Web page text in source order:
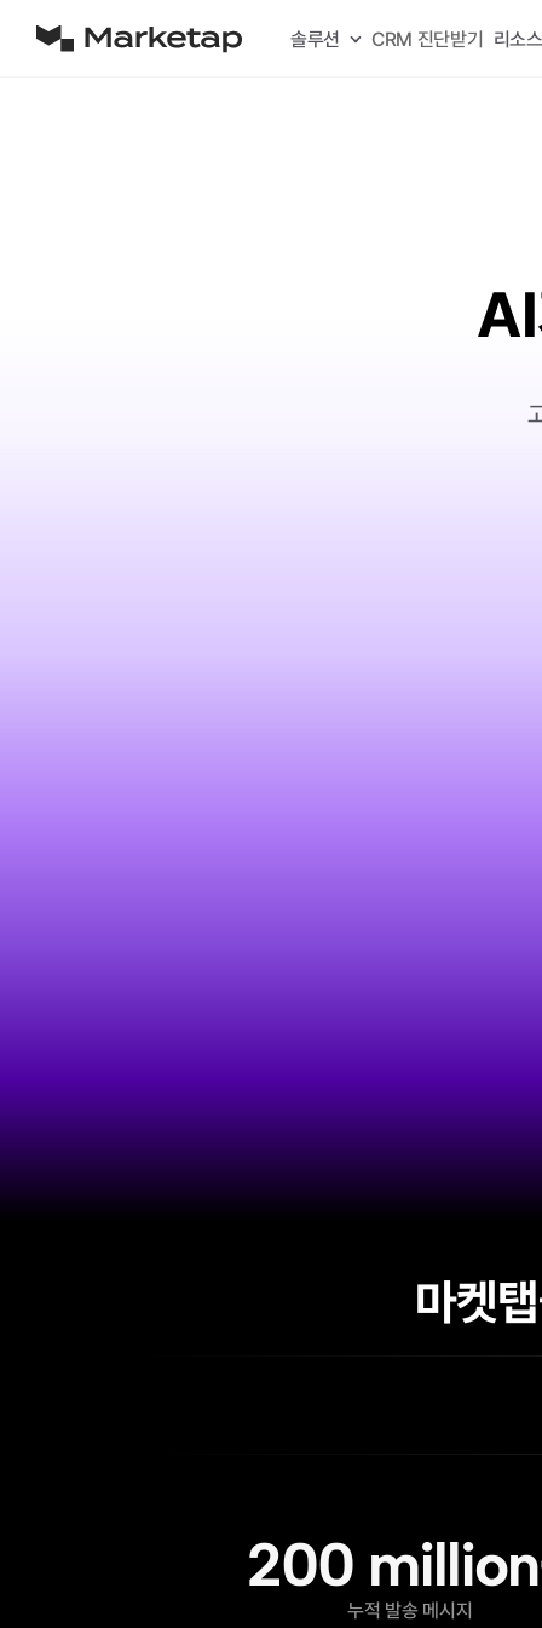
솔루션 CRM 진단받기 리소스
마켓
200
누적 발송 메시지